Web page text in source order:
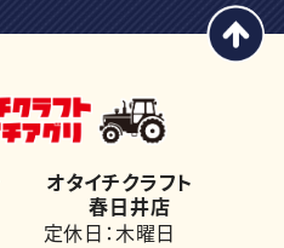
オタイチクラフト
春日井店
定休日：木曜日